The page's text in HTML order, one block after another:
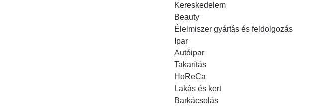
Kereskedelem
Beauty
Élelmiszer gyártás és feldolgozás
Ipar
Autóipar
Takarítás
HoReCa
Lakás és kert
Barkácsolás